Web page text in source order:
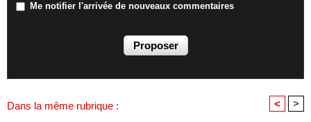
Me notifier l'arrivée de nouveaux commentaires
Dans la même rubrique : < >